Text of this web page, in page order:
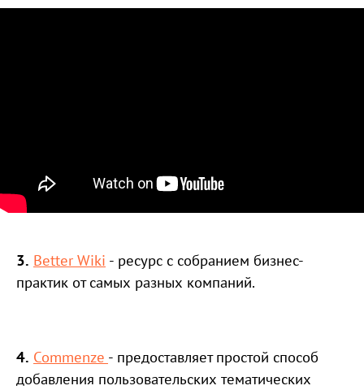
3. Better Wiki - ресурс с собранием бизнес-
практик от самых разных компаний.
4. Commenze - предоставляет простой способ
добавления пользовательских тематических